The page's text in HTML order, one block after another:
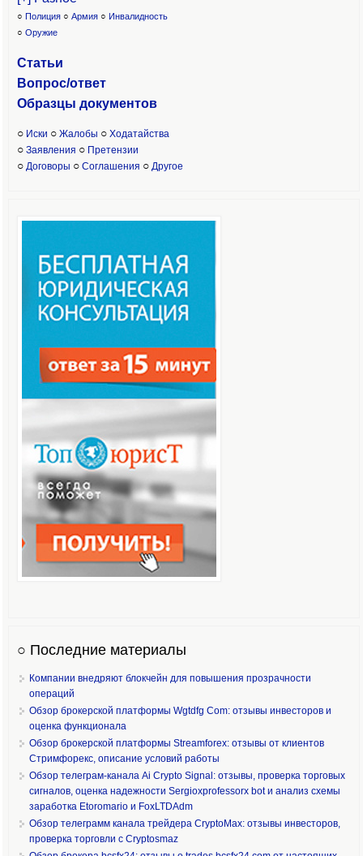
○ Полиция ○ Армия ○ Инвалидность
○ Оружие
Статьи
Вопрос/ответ
Образцы документов
○ Иски ○ Жалобы ○ Ходатайства
○ Заявления ○ Претензии
○ Договоры ○ Соглашения ○ Другое
○ Последние материалы
Компании внедряют блокчейн для повышения прозрачности
операций
Обзор брокерской платформы Wgtdfg Com: отзывы инвесторов и
оценка функционала
Обзор брокерской платформы Streamforex: отзывы от клиентов
Стримфорекс, описание условий работы
Обзор телеграм-канала Ai Crypto Signal: отзывы, проверка торговых
сигналов, оценка надежности Sergioxprofessorx bot и анализ схемы
заработка Etoromario и FoxLTDAdm
Обзор телеграмм канала трейдера CryptoMax: отзывы инвесторов,
проверка торговли с Cryptosmaz